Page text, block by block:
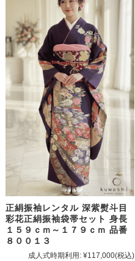
正絹振袖レンタル 深紫熨斗目
彩花正絹振袖袋帯セット 身長
１５９ｃｍ～１７９ｃｍ 品番
８００１３
成人式時期利用: ¥117,000(税込)